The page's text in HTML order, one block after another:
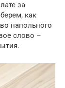
за
как
напольного
слово –